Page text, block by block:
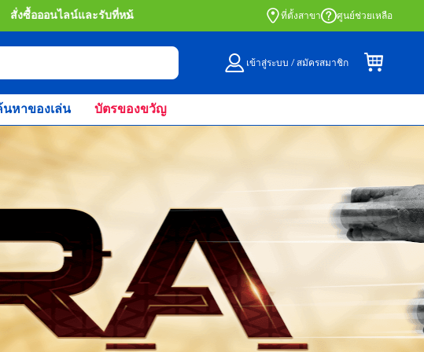
สั่งซื้อออนไลน์และรับที่หน้าร้านด้วย Click
ที่ตั้งสาขา ศูนย์ช่วยเหลือ
เข้าสู่ระบบ / สมัครสมาชิก
นหาของเล่น บัตรของขวัญ